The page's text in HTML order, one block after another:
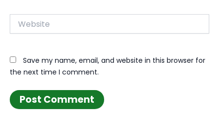
Website
Save my name, email, and website in this browser for
the next time I comment.